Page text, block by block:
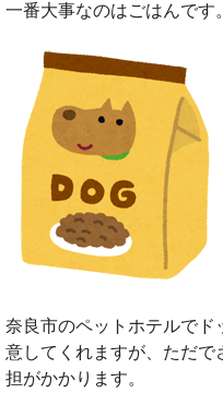
一番大事なのはごはんです。
奈良市のペットホテルでド
意してくれますが、ただで
担がかかります。